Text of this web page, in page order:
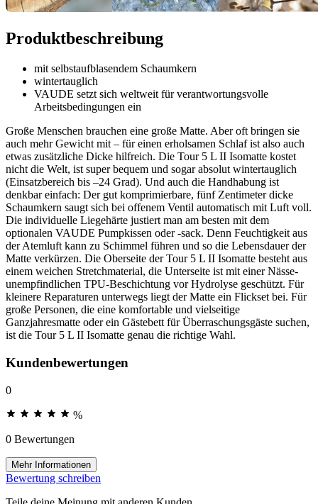
Produktbeschreibung
mit selbstaufblasendem Schaumkern
wintertauglich
VAUDE setzt sich weltweit für verantwortungsvolle
Arbeitsbedingungen ein
Große Menschen brauchen eine große Matte. Aber oft bringen sie
auch mehr Gewicht mit – für einen erholsamen Schlaf ist also auch
etwas zusätzliche Dicke hilfreich. Die Tour 5 L II Isomatte kostet
nicht die Welt, ist super bequem und sogar absolut wintertauglich
(Einsatzbereich bis –24 Grad). Und auch die Handhabung ist
denkbar einfach: Der gut komprimierbare, fünf Zentimeter dicke
Schaumkern saugt sich bei offenem Ventil automatisch mit Luft voll.
Die individuelle Liegehärte justiert man am besten mit dem
optionalen VAUDE Pumpkissen oder -sack. Denn Feuchtigkeit aus
der Atemluft kann zu Schimmel führen und so die Lebensdauer der
Matte verkürzen. Die Oberseite der Tour 5 L II Isomatte besteht aus
einem weichen Stretchmaterial, die Unterseite ist mit einer Nässe-
unempfindlichen TPU-Beschichtung vor Hydrolyse geschützt. Für
kleinere Reparaturen unterwegs liegt der Matte ein Flickset bei. Für
große Personen, die eine komfortable und vielseitige
Ganzjahresmatte oder ein Gästebett für Überraschungsgäste suchen,
ist die Tour 5 L II Isomatte genau die richtige Wahl.
Kundenbewertungen
0
%
0 Bewertungen
Mehr Informationen
Bewertung schreiben